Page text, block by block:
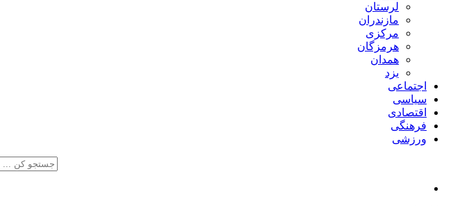
لرستان
مازندران
مرکزی
هرمزگان
همدان
یزد
اجتماعی
سیاسی
اقتصادی
فرهنگی
ورزشی